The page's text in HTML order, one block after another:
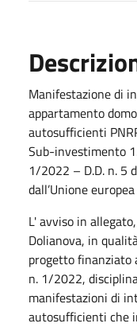
Manifestazione di
appartamento
autosufficienti
Sub-investimento
1/2022 – D.D. n. 5
dall’Unione
L' avviso in
Dolianova, in
progetto finanziato
n. 1/2022,
manifestazioni di
autosufficienti che